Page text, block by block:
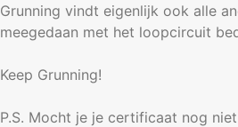
Grunning vindt eigenlijk ook alle
meegedaan met het loopcircuit
Keep Grunning!
P.S. Mocht je je certificaat nog